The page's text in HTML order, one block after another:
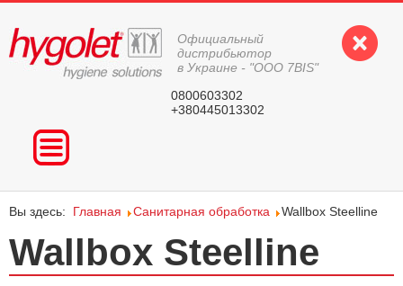
Официальный
дистрибьютор
в Украине - "ООО 7BIS"
0800603302
+380445013302
ГЛАВНАЯ
КОНТАКТЫ
Вы здесь: Главная Санитарная обработка Wallbox Steelline
Wallbox Steelline